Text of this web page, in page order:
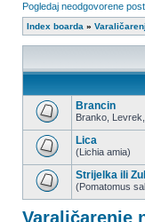
Pogledaj neodgovorene
Index boarda »
nepročitanih
postova
Brancin
Branko,
nepročitanih
postova
Lica
(Lichia amia)
postova
Strijelka ili
(Pomatomus
Varaličarenje